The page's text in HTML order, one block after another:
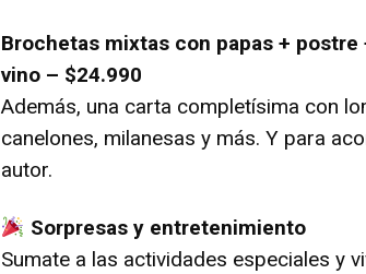
Brochetas mixtas con papas +
vino – $24.990
Además, una carta completísima con
canelones, milanesas y más. Y para
autor.
Sorpresas y entretenimiento
Sumate a las actividades especiales y